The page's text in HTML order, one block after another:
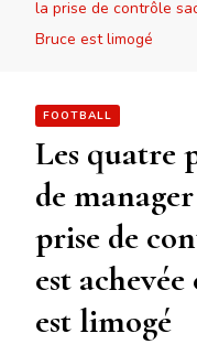
la prise de contrôle
Bruce est limogé
FOOTBALL
Les quatre
de
prise de
est
est limogé